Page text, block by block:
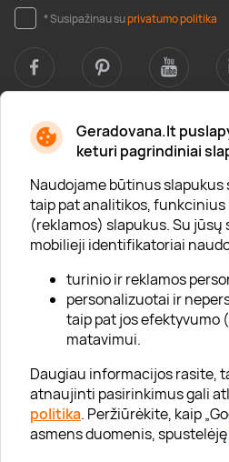
Geradovana.lt
keturi pagrindiniai
Naudojame būtinus slapukus
taip pat analitikos, funkcinius
(reklamos) slapukus. Su
mobilieji identifikatoriai
turinio ir reklamos
personalizuotai ir
taip pat jos efektyvumo
matavimui.
Daugiau informacijos rasite,
atnaujinti pasirinkimus gali
politika. Peržiūrėkite, kaip
asmens duomenis, spustelėję
* Susipažinau suprivatumo politika
Apie mus
Apie „Gera Dovana“
Lojalumo klubas
Karjera
Visi partneriai
Kontaktai
Tinklaraštis
Informacija